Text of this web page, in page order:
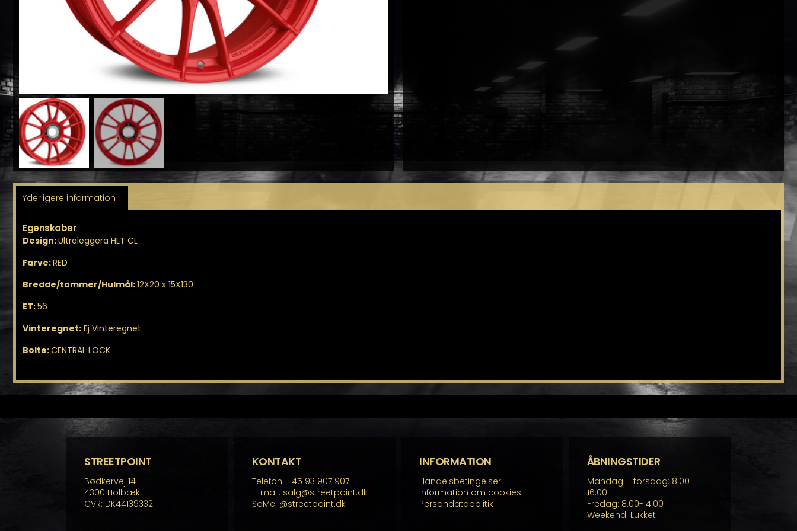
Yderligere information
Egenskaber
Design:Ultraleggera HLT CL
Farve:RED
Bredde/tommer/Hulmål:12X20 x 15X130
ET:56
Vinteregnet: Ej Vinteregnet
Bolte:CENTRAL LOCK
STREETPOINT
Bødkervej 14
4300 Holbæk
CVR: DK44139332
KONTAKT
Telefon: +45 93 907 907
E-mail: salg@streetpoint.dk
SoMe: @streetpoint.dk
INFORMATION
Handelsbetingelser
Information om cookies
Persondatapolitik
ÅBNINGSTIDER
Mandag – torsdag: 8.00-
16.00
Fredag: 8.00-14.00
Weekend: Lukket